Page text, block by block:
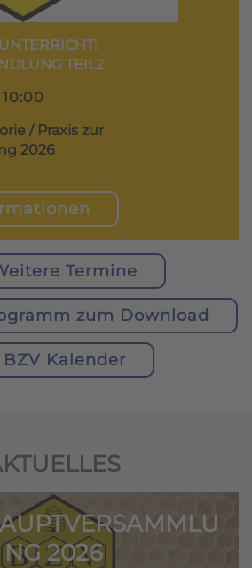
TEIL2
/ Praxis zur
2026
Termine
zum Download
BZV Kalender
NG 2026